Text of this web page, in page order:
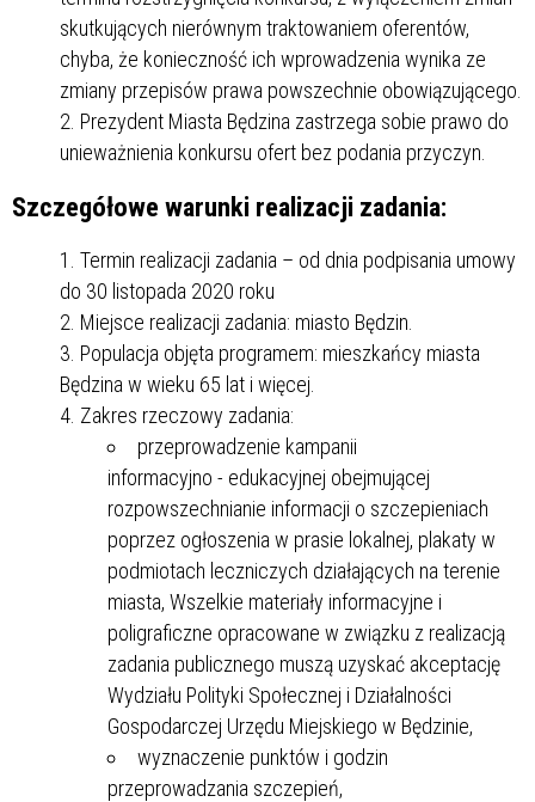
skutkujących nierównym traktowaniem oferentów,
chyba, że konieczność ich wprowadzenia wynika ze
zmiany przepisów prawa powszechnie obowiązującego.
Prezydent Miasta Będzina zastrzega sobie prawo do
unieważnienia konkursu ofert bez podania przyczyn.
Szczegółowe warunki realizacji zadania:
Termin realizacji zadania – od dnia podpisania umowy
do 30 listopada 2020 roku
Miejsce realizacji zadania: miasto Będzin.
Populacja objęta programem: mieszkańcy miasta
Będzina w wieku 65 lat i więcej.
Zakres rzeczowy zadania:
przeprowadzenie kampanii
informacyjno - edukacyjnej obejmującej
rozpowszechnianie informacji o szczepieniach
poprzez ogłoszenia w prasie lokalnej, plakaty w
podmiotach leczniczych działających na terenie
miasta, Wszelkie materiały informacyjne i
poligraficzne opracowane w związku z realizacją
zadania publicznego muszą uzyskać akceptację
Wydziału Polityki Społecznej i Działalności
Gospodarczej Urzędu Miejskiego w Będzinie,
wyznaczenie punktów i godzin
przeprowadzania szczepień,